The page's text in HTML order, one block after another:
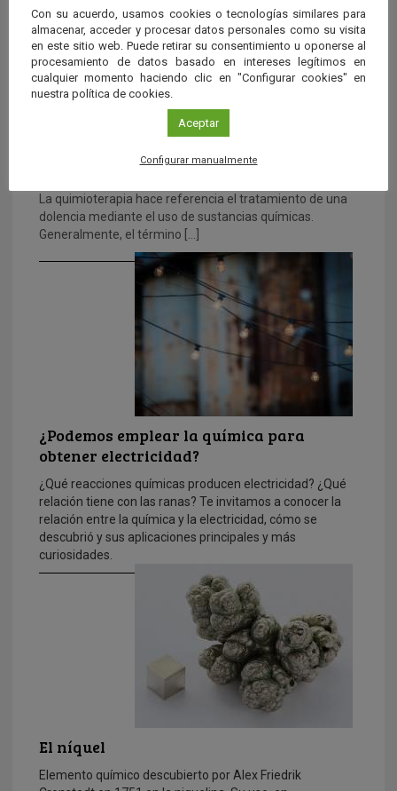
La quimioterapia
La quimioterapia hace referencia el tratamiento de una
dolencia mediante el uso de sustancias químicas.
Generalmente, el término […]
¿Podemos emplear la química para
obtener electricidad?
¿Qué reacciones químicas producen electricidad? ¿Qué
relación tiene con las ranas? Te invitamos a conocer la
relación entre la química y la electricidad, cómo se
descubrió y sus aplicaciones principales y más
curiosidades.
El níquel
Elemento químico descubierto por Alex Friedrik
Con su acuerdo, usamos cookies o tecnologías similares para
almacenar, acceder y procesar datos personales como su visita
en este sitio web. Puede retirar su consentimiento u oponerse al
procesamiento de datos basado en intereses legítimos en
cualquier momento haciendo clic en "Configurar cookies" en
nuestra política de cookies.
Aceptar
Configurar manualmente